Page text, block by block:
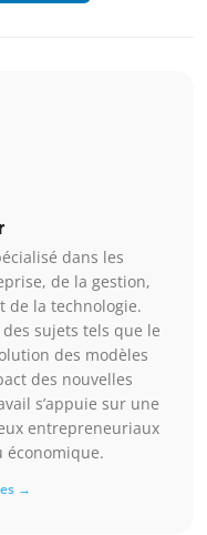
dans les
de la gestion,
de la technologie.
sujets tels que le
des modèles
des nouvelles
s’appuie sur une
entrepreneuriaux
économique.
→